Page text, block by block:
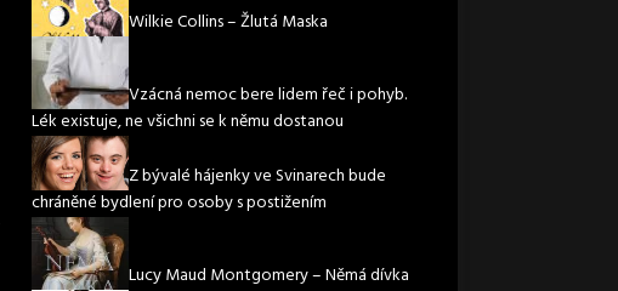
Wilkie Collins – Žlutá Maska
Vzácná nemoc bere lidem řeč i pohyb.
Lék existuje, ne všichni se k němu dostanou
Z bývalé hájenky ve Svinarech bude
chráněné bydlení pro osoby s postižením
Lucy Maud Montgomery – Němá dívka